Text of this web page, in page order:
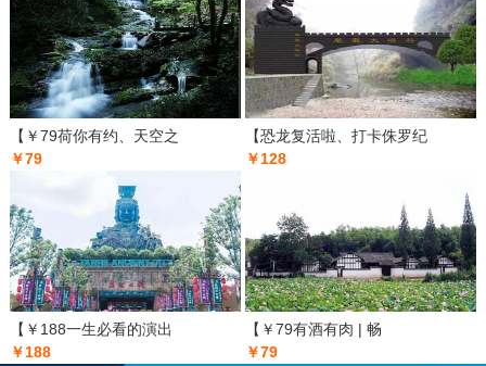
【￥79荷你有约、天空之
￥79
【恐龙复活啦、打卡侏罗纪
￥128
【￥188一生必看的演出
￥188
【￥79有酒有肉 | 畅
￥79